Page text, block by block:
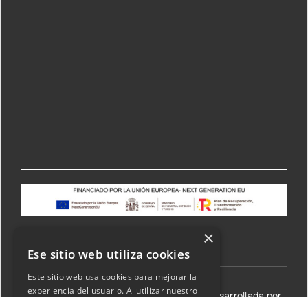
×
Ese sitio web utiliza cookies
Este sitio web usa cookies para mejorar la
experiencia del usuario. Al utilizar nuestro